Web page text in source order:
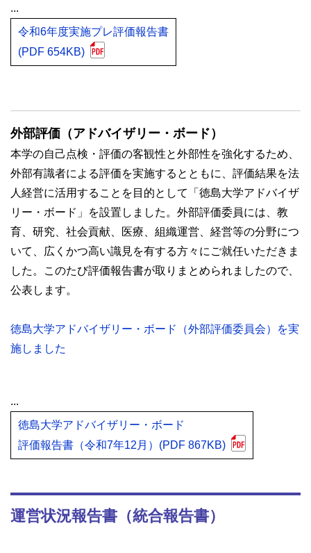
...
令和6年度実施プレ評価報告書
(PDF 654KB)
外部評価（アドバイザリー・ボード）
本学の自己点検・評価の客観性と外部性を強化するため、
外部有識者による評価を実施するとともに、評価結果を法
人経営に活用することを目的として「徳島大学アドバイザ
リー・ボード」を設置しました。外部評価委員には、教
育、研究、社会貢献、医療、組織運営、経営等の分野につ
いて、広くかつ高い識見を有する方々にご就任いただきま
した。このたび評価報告書が取りまとめられましたので、
公表します。
徳島大学アドバイザリー・ボード（外部評価委員会）を実
施しました
...
徳島大学アドバイザリー・ボード
評価報告書（令和7年12月）(PDF 867KB)
運営状況報告書（統合報告書）